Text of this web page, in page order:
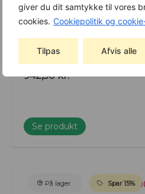
giver du dit samtykke til vores
cookies. Cookiepolitik og
Tilpas Afvis alle
Roadsweeper Pro
Varenummer: 18020
942,50kr.
Se produkt
På lager Spar 15%